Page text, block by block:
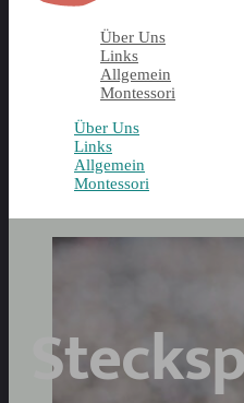
Über Uns
Links
Allgemein
Montessori
Über Uns
Links
Allgemein
Montessori